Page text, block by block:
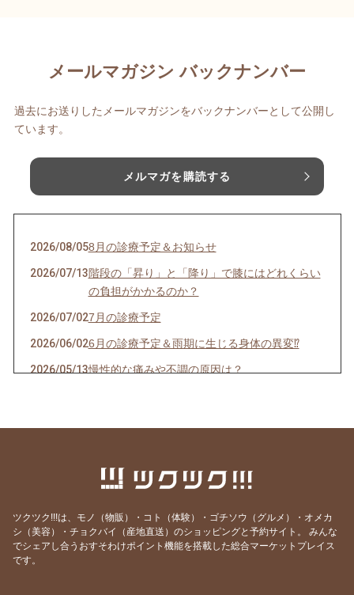
メールマガジン バックナンバー
過去にお送りしたメールマガジンをバックナンバーとして公開し
ています。
メルマガを購読する
2026/08/058月の診療予定＆お知らせ
2026/07/13階段の「昇り」と「降り」で膝にはどれくらい
の負担がかかるのか？
2026/07/027月の診療予定
2026/06/026月の診療予定＆雨期に生じる身体の異変⁉
2026/05/13慢性的な痛みや不調の原因は？
4月の診療予定
2026/03/10 業界でよくある話・・・これ本当？
2026/03/01 3月の診療予定
ツクツク!!!は、モノ（物販）・コト（体験）・ゴチソウ（グルメ）・オメカ
シ（美容）・チョクバイ（産地直送）のショッピングと予約サイト。
みんな
でシェアし合うおすそわけポイント機能を搭載した総合マーケットプレイス
です。